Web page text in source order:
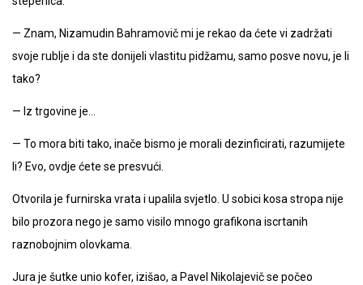
— Znam, Nizamudin Bahramovič mi je rekao da ćete vi zadržati
svoje rublje i da ste donijeli vlastitu pidžamu, samo posve novu, je li
tako?
— Iz trgovine je…
— To mora biti tako, inače bismo je morali dezinficirati, razumijete
li? Evo, ovdje ćete se presvući.
Otvorila je furnirska vrata i upalila svjetlo. U sobici kosa stropa nije
bilo prozora nego je samo visilo mnogo grafikona iscrtanih
raznobojnim olovkama.
Jura je šutke unio kofer, izišao, a Pavel Nikolajevič se počeo